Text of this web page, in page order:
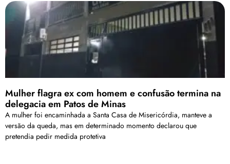
Mulher flagra ex com homem e confusão termina na
delegacia em Patos de Minas
A mulher foi encaminhada a Santa Casa de Misericórdia, manteve a
versão da queda, mas em determinado momento declarou que
pretendia pedir medida protetiva